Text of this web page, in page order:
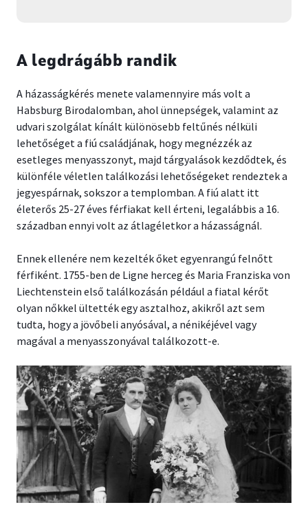
A legdrágább randik
A házasságkérés menete valamennyire más volt a
Habsburg Birodalomban, ahol ünnepségek, valamint az
udvari szolgálat kínált különösebb feltűnés nélküli
lehetőséget a fiú családjának, hogy megnézzék az
esetleges menyasszonyt, majd tárgyalások kezdődtek, és
különféle véletlen találkozási lehetőségeket rendeztek a
jegyespárnak, sokszor a templomban. A fiú alatt itt
életerős 25-27 éves férfiakat kell érteni, legalábbis a 16.
században ennyi volt az átlagéletkor a házasságnál.
Ennek ellenére nem kezelték őket egyenrangú felnőtt
férfiként. 1755-ben de Ligne herceg és Maria Franziska von
Liechtenstein első találkozásán például a fiatal kérőt
olyan nőkkel ültették egy asztalhoz, akikről azt sem
tudta, hogy a jövőbeli anyósával, a nénikéjével vagy
magával a menyasszonyával találkozott-e.